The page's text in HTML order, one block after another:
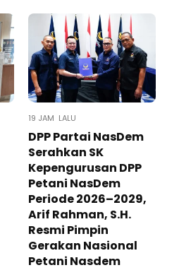
19 JAM LALU
DPP Partai NasDem
Serahkan SK
Kepengurusan DPP
Petani NasDem
Periode 2026–2029,
Arif Rahman, S.H.
Resmi Pimpin
Gerakan Nasional
Petani Nasdem